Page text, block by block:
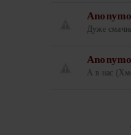
Дуже
А в нас